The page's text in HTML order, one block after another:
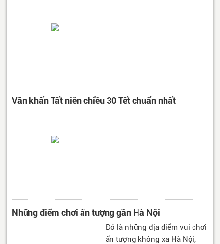
Văn khấn Tất niên chiều 30 Tết chuẩn nhất
Những điểm chơi ấn tượng gần Hà Nội
Đó là những địa điểm vui chơi
ấn tượng không xa Hà Nội,